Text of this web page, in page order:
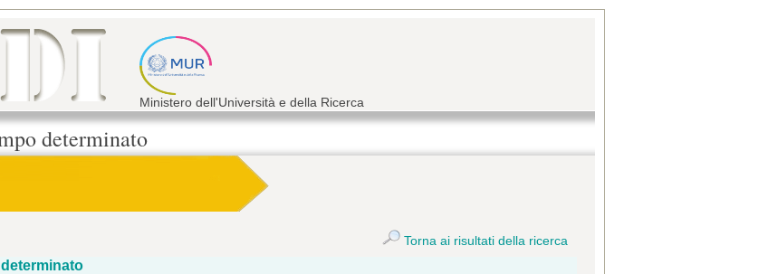
Ministero dell'Università e della Ricerca
determinato
Torna ai risultati della ricerca